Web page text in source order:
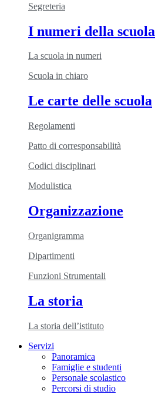
Segreteria
I numeri della scuola
La scuola in numeri
Scuola in chiaro
Le carte delle scuola
Regolamenti
Patto di corresponsabilità
Codici disciplinari
Modulistica
Organizzazione
Organigramma
Dipartimenti
Funzioni Strumentali
La storia
La storia dell’istituto
Servizi
Panoramica
Famiglie e studenti
Personale scolastico
Percorsi di studio